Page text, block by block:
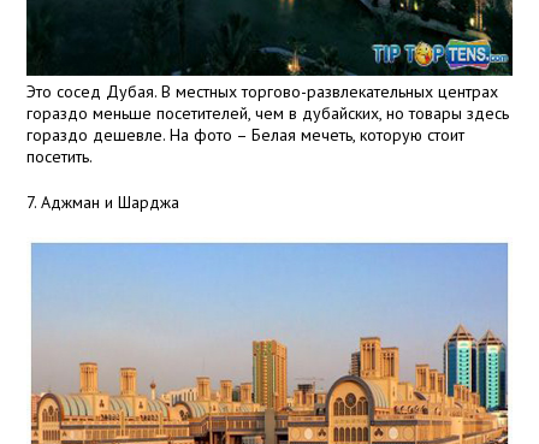
Это сосед Дубая. В местных торгово-развлекательных центрах
гораздо меньше посетителей, чем в дубайских, но товары здесь
гораздо дешевле. На фото – Белая мечеть, которую стоит
посетить.
7. Аджман и Шарджа